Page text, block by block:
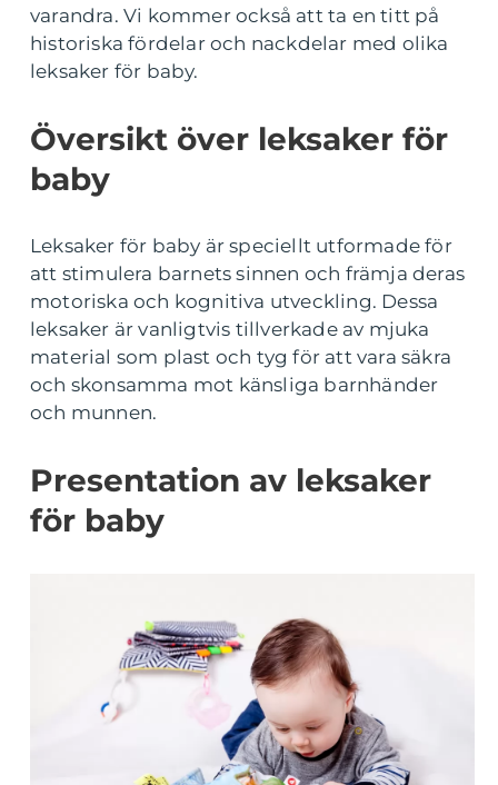
varandra. Vi kommer också att ta en titt på
historiska fördelar och nackdelar med olika
leksaker för baby.
Översikt över leksaker för
baby
Leksaker för baby är speciellt utformade för
att stimulera barnets sinnen och främja deras
motoriska och kognitiva utveckling. Dessa
leksaker är vanligtvis tillverkade av mjuka
material som plast och tyg för att vara säkra
och skonsamma mot känsliga barnhänder
och munnen.
Presentation av leksaker
för baby